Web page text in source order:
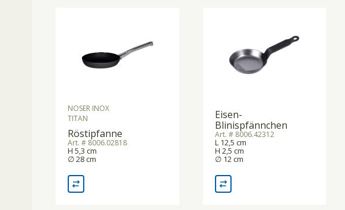
NOSER INOX
TITAN
Röstipfanne
Art. # 8006.02818
H 5,3 cm
∅ 28 cm
Eisen-
Blinispfännchen
Art. # 8006.42312
L 12,5 cm
H 2,5 cm
∅ 12 cm